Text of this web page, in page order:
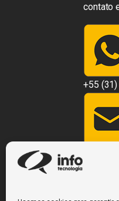
contato
+55